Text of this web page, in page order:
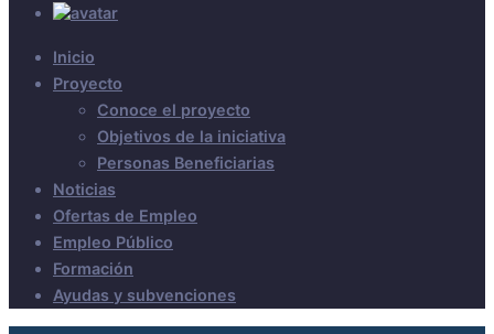
Inicio
Proyecto
Conoce el proyecto
Objetivos de la iniciativa
Personas Beneficiarias
Noticias
Ofertas de Empleo
Empleo Público
Formación
Ayudas y subvenciones